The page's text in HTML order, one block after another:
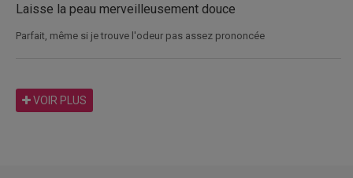
Laisse la peau merveilleusement douce
Parfait, même si je trouve l'odeur pas assez prononcée
VOIR PLUS